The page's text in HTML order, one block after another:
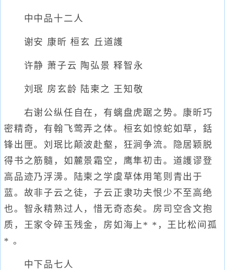
中中品十二人
谢安 康昕 桓玄 丘道護
许静 萧子云 陶弘景 释智永
刘珉 房玄龄 陆柬之 王知敬
右谢公纵任自在，有螭盘虎踞之势。康昕巧
密精奇，有翰飞莺弄之体。桓玄如惊蛇如草，銛
锋出匣。刘珉比颠波赴壑，狂涧争流。隐居颖脱
得书之筋髓，如麓景霜空，鹰隼初击。道護谬登
高品迹乃浮澷。陆柬之学虞草体用笔则青出于
蓝。故非子云之徒，子云正隶功夫恨少不至高绝
也。智永精熟过人，惜无奇态矣。房司空含文抱
质，王家令碎玉残金，房如海上* *，王比松间孤
* 。
中下品七人